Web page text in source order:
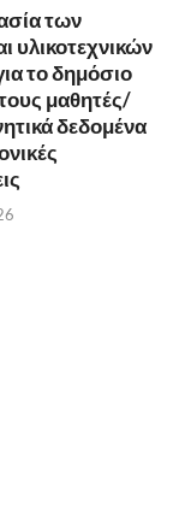
των
υλικοτεχνικών
το δημόσιο
μαθητές/
δεδομένα